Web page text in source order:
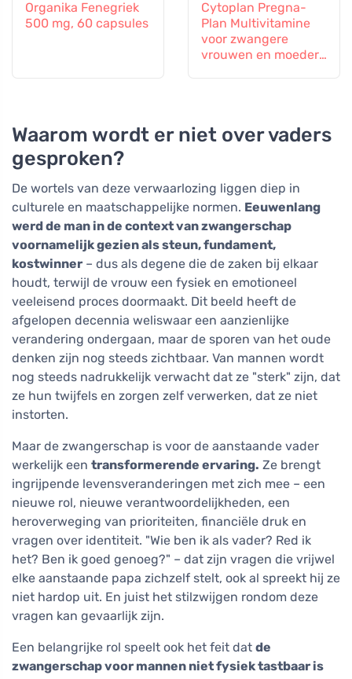
Organika Fenegriek
500 mg, 60 capsules
Cytoplan Pregna-
Plan Multivitamine
voor zwangere
vrouwen en moeders
Waarom wordt er niet over vaders
gesproken?
De wortels van deze verwaarlozing liggen diep in
culturele en maatschappelijke normen. Eeuwenlang
werd de man in de context van zwangerschap
voornamelijk gezien als steun, fundament,
kostwinner – dus als degene die de zaken bij elkaar
houdt, terwijl de vrouw een fysiek en emotioneel
veeleisend proces doormaakt. Dit beeld heeft de
afgelopen decennia weliswaar een aanzienlijke
verandering ondergaan, maar de sporen van het oude
denken zijn nog steeds zichtbaar. Van mannen wordt
nog steeds nadrukkelijk verwacht dat ze "sterk" zijn, dat
ze hun twijfels en zorgen zelf verwerken, dat ze niet
instorten.
Maar de zwangerschap is voor de aanstaande vader
werkelijk een transformerende ervaring. Ze brengt
ingrijpende levensveranderingen met zich mee – een
nieuwe rol, nieuwe verantwoordelijkheden, een
heroverweging van prioriteiten, financiële druk en
vragen over identiteit. "Wie ben ik als vader? Red ik
het? Ben ik goed genoeg?" – dat zijn vragen die vrijwel
elke aanstaande papa zichzelf stelt, ook al spreekt hij ze
niet hardop uit. En juist het stilzwijgen rondom deze
vragen kan gevaarlijk zijn.
Een belangrijke rol speelt ook het feit dat de
zwangerschap voor mannen niet fysiek tastbaar is